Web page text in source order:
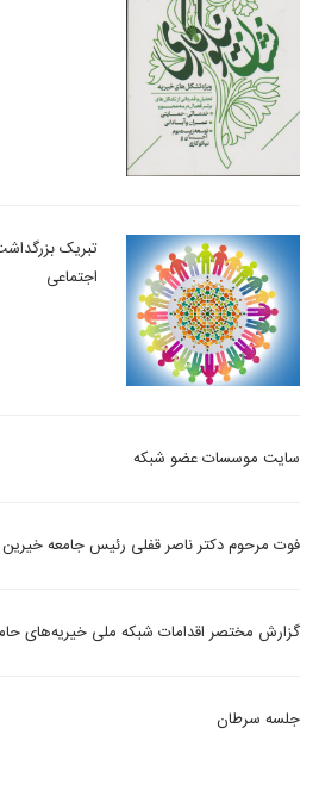
تبریک
اجتماعی
سایت موسسات عضو شبکه
فوت مرحوم دکتر ناصر قفلی رئیس جامعه
گزارش مختصر اقدامات شبکه ملی خیریه‌های
جلسه سرطان